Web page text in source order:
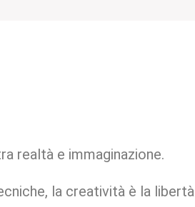
realtà e immaginazione.
la creatività è la libertà